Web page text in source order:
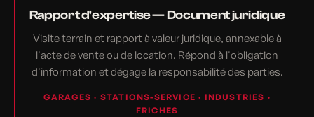
Rapport d'expertise — Document juridique
Visite terrain et rapport à valeur juridique, annexable à
l'acte de vente ou de location. Répond à l'obligation
d'information et dégage la responsabilité des parties.
GARAGES · STATIONS-SERVICE · INDUSTRIES ·
FRICHES